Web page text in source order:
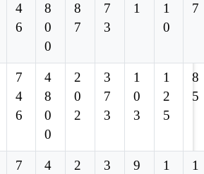
4
6
8
0
0
8
7
7
3
1
1
0
7
7
4
6
4
8
0
0
2
0
2
3
7
3
1
0
3
1
2
5
8
5
7 4 2 3 9 1 1